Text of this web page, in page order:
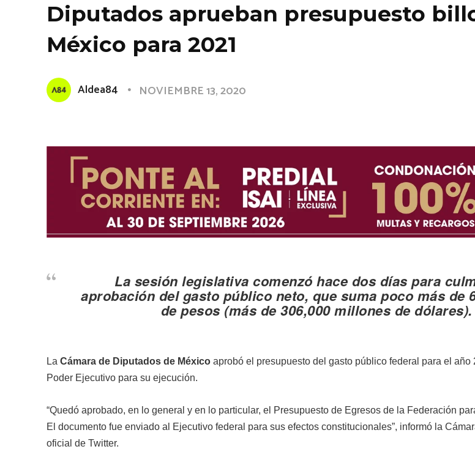
Diputados aprueban presupuesto
México para 2021
Aldea84 NOVIEMBRE 13, 2020
La sesión legislativa comenzó hace dos días para
aprobación del gasto público neto, que suma poco más de
de pesos (más de 306,000 millones de dólares).
La Cámara de Diputados de México aprobó el presupuesto del gasto público federal para el año
Poder Ejecutivo para su ejecución.
“Quedó aprobado, en lo general y en lo particular, el Presupuesto de Egresos de la Federación
El documento fue enviado al Ejecutivo federal para sus efectos constitucionales”, informó la
oficial de Twitter.